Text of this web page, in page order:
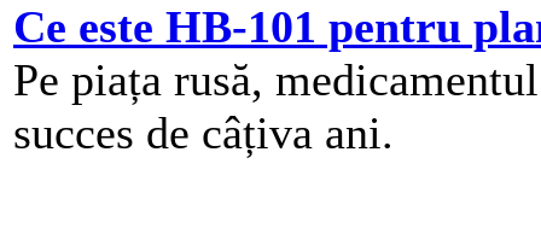
Ce este HB-101 pentru
Pe piața rusă,
succes de câțiva ani.